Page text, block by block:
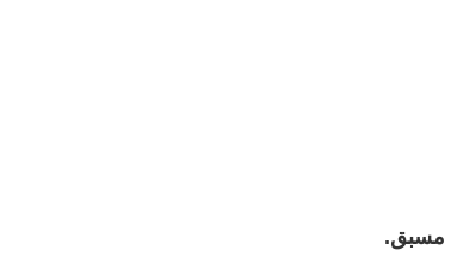
مسبق.